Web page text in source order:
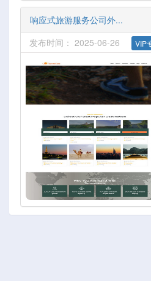
响应式旅游服务公司外...
发布时间： 2025-06-26
VIP